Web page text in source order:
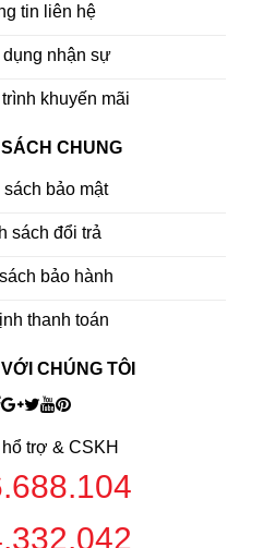
tin liên hệ
dụng nhận sự
khuyến mãi
CHUNG
bảo mật
sách đổi trả
bảo hành
thanh toán
CHÚNG TÔI
trợ & CSKH